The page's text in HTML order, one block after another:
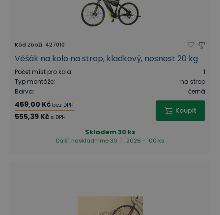
Kód zboží: 427010
Věšák na kolo na strop, kladkový, nosnost 20 kg
Počet míst pro kola:
1
Typ montáže:
na strop
Barva: černá
459,00 Kč bez DPH
555,39 Kč s DPH
Koupit
Skladem30 ks
Další naskladníme 30. 11. 2026 - 100 ks